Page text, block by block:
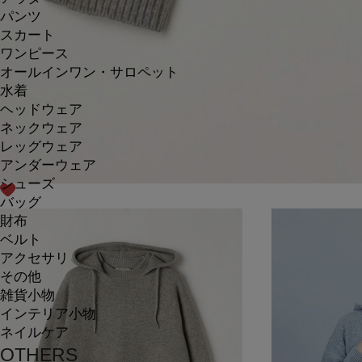
パンツ
スカート
ワンピース
オールインワン・サロペット
水着
ヘッドウェア
ネックウェア
レッグウェア
アンダーウェア
シューズ
バッグ
財布
ベルト
アクセサリ
その他
雑貨小物
インテリア小物
ネイルケア
OTHERS